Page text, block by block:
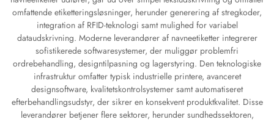
omfattende etiketteringsløsninger, herunder generering af stregkoder,
integration af RFID-teknologi samt mulighed for variabel
dataudskrivning. Moderne leverandører af navneetiketter integrerer
sofistikerede softwaresystemer, der muliggør problemfri
ordrebehandling, designtilpasning og lagerstyring. Den teknologiske
infrastruktur omfatter typisk industrielle printere, avanceret
designsoftware, kvalitetskontrolsystemer samt automatiseret
efterbehandlingsudstyr, der sikrer en konsekvent produktkvalitet. Disse
leverandører betjener flere sektorer, herunder sundhedssektoren,